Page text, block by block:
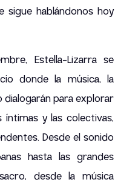
sigue hablándonos hoy
Estella-Lizarra se
donde la música, la
dialogarán para explorar
íntimas y las colectivas,
Desde el sonido
hasta las grandes
desde la música